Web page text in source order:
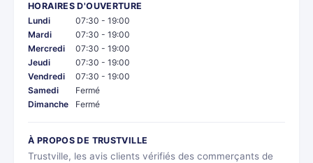
HORAIRES D'OUVERTURE
Lundi
07:30 - 19:00
Mardi
07:30 - 19:00
Mercredi
07:30 - 19:00
Jeudi
07:30 - 19:00
Vendredi
07:30 - 19:00
Samedi
Fermé
Dimanche
Fermé
À PROPOS DE TRUSTVILLE
Trustville, les avis clients vérifiés des commerçants de